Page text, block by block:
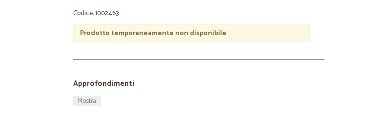
Codice: 1002463
Prodotto temporaneamente non disponibile
Approfondimenti
Mostra